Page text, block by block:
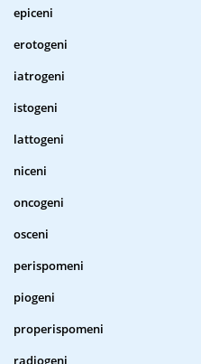
epiceni
erotogeni
iatrogeni
istogeni
lattogeni
niceni
oncogeni
osceni
perispomeni
piogeni
properispomeni
radiogeni